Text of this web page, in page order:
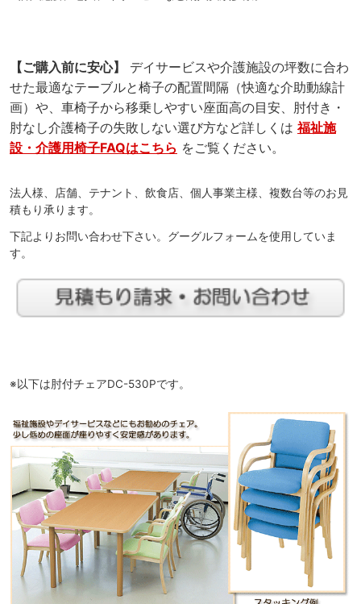
【ご購入前に安心】
デイサービスや介護施設の坪数に合わ
せた最適なテーブルと椅子の配置間隔（快適な介助動線計
画）や、車椅子から移乗しやすい座面高の目安、肘付き・
肘なし介護椅子の失敗しない選び方など詳しくは福祉施
設・介護用椅子FAQはこちら をご覧ください。
法人様、店舗、テナント、飲食店、個人事業主様、複数台等のお見
積もり承ります。
下記よりお問い合わせ下さい。グーグルフォームを使用していま
す。
※以下は肘付チェアDC-530Pです。